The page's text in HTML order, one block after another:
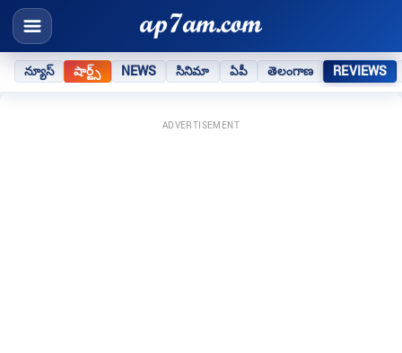
న్యూస్ షార్ట్స్ NEWS సినిమా ఏపీ తెలంగాణ REVIEWS
ADVERTISEMENT